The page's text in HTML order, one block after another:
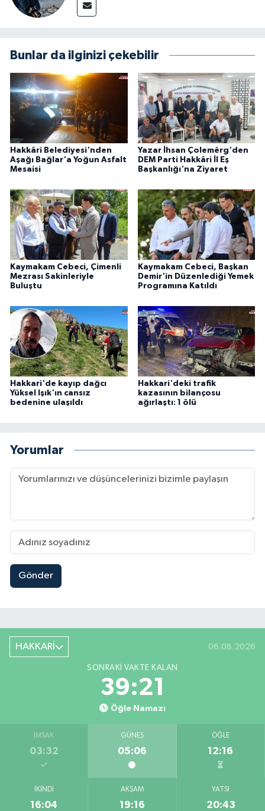
Bunlar da ilginizi çekebilir
Hakkâri Belediyesi'nden
Aşağı Bağlar'a Yoğun Asfalt
Mesaisi
Yazar İhsan Çolemêrg'den
DEM Parti Hakkâri İl Eş
Başkanlığı'na Ziyaret
Kaymakam Cebeci, Çimenli
Mezrası Sakinleriyle
Buluştu
Kaymakam Cebeci, Başkan
Demir'in Düzenlediği Yemek
Programına Katıldı
Hakkari'de kayıp dağcı
Yüksel Işık'ın cansız
bedenine ulaşıldı
Hakkari'deki trafik
kazasının bilançosu
ağırlaştı: 1 ölü
Yorumlar
Gönder
HAKKARİ 06.08.2026
SONRAKI VAKTE KALAN
39:20
Öğle Namazı
İMSAK
03:32
GÜNEŞ
05:06
ÖĞLE
12:16
İKINDI
16:04
AKŞAM
19:16
YATSI
20:43